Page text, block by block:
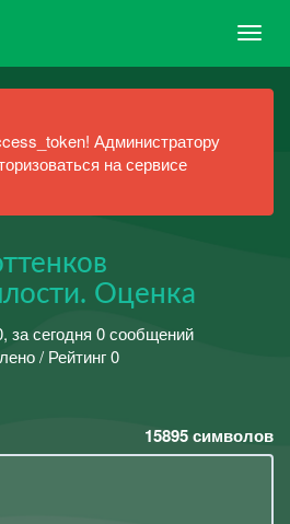
Администратору
на сервисе
Оценка
за сегодня 0 сообщений
/ Рейтинг 0
15895символов